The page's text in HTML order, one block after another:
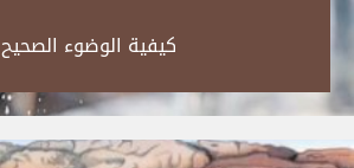
كيفية الوضوء الصحيح‎